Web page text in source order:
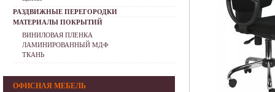
РАЗДВИЖНЫЕ ПЕРЕГОРОДКИ
МАТЕРИАЛЫ ПОКРЫТИЙ
ВИНИЛОВАЯ ПЛЕНКА
ЛАМИНИРОВАННЫЙ МДФ
ТКАНЬ
ОФИСНАЯ МЕБЕЛЬ